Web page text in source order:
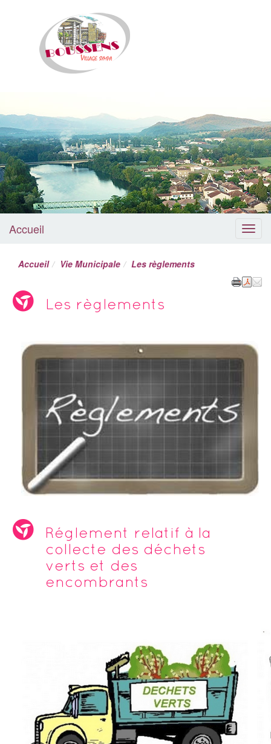
Boussens
Menu
Accueil
Accueil Vie Municipale Les règlements
Les règlements
Réglement relatif à la
collecte des déchets
verts et des
encombrants